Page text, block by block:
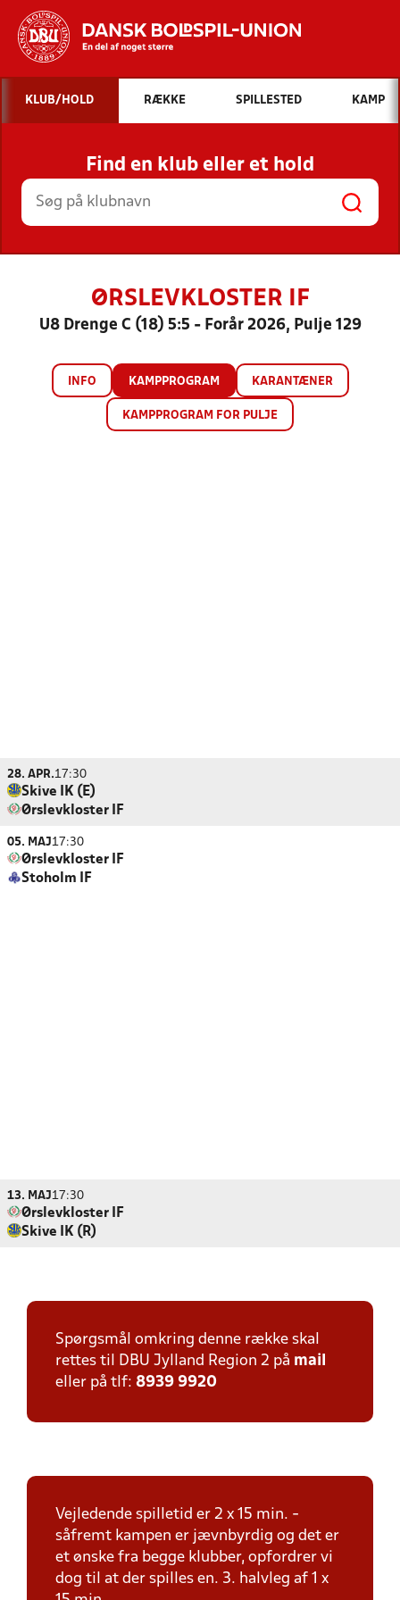
Hvad vil du søge efter?
INDHOLD OG NYHEDER
STILLINGER, RESULTATER, KLUBBER OG
HOLD
KLUB/HOLD RÆKKE SPILLESTED KAMP
Find en klub eller et hold
ØRSLEVKLOSTER IF
U8 Drenge C (18) 5:5 - Forår 2026, Pulje 129
INFO KAMPPROGRAM KARANTÆNER
KAMPPROGRAM FOR PULJE
28. APR.17:30
Skive IK (E)
Ørslevkloster IF
05. MAJ17:30
Ørslevkloster IF
Stoholm IF
13. MAJ17:30
Ørslevkloster IF
Skive IK (R)
Spørgsmål omkring denne række skal
rettes til DBU Jylland Region 2 på mail
eller på tlf: 8939 9920
Vejledende spilletid er 2 x 15 min. -
såfremt kampen er jævnbyrdig og det er
et ønske fra begge klubber, opfordrer vi
dog til at der spilles en. 3. halvleg af 1 x